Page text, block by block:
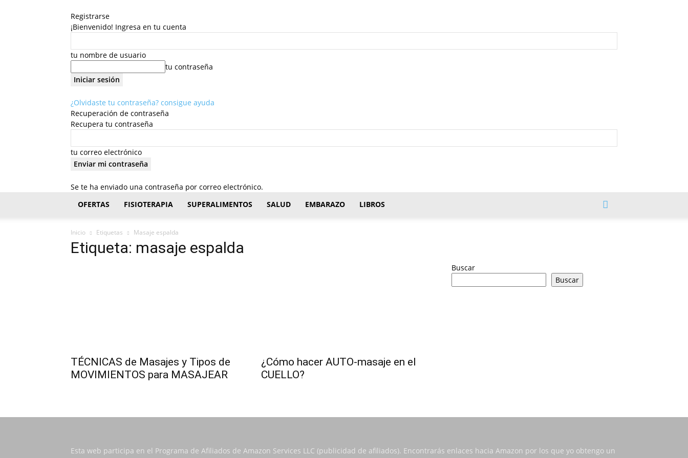
Registrarse
¡Bienvenido! Ingresa en tu cuenta
tu nombre de usuario
tu contraseña
¿Olvidaste tu contraseña? consigue ayuda
Recuperación de contraseña
Recupera tu contraseña
tu correo electrónico
Se te ha enviado una contraseña por correo electrónico.
OFERTAS FISIOTERAPIA SUPERALIMENTOS SALUD EMBARAZO LIBROS
Inicio Etiquetas Masaje espalda
Etiqueta: masaje espalda
TÉCNICAS de Masajes y Tipos de
MOVIMIENTOS para MASAJEAR
¿Cómo hacer AUTO-masaje en el
CUELLO?
Buscar
Buscar
Esta web participa en el Programa de Afiliados de Amazon Services LLC (publicidad de afiliados). Encontrarás enlaces hacia Amazon por los que yo obtengo un